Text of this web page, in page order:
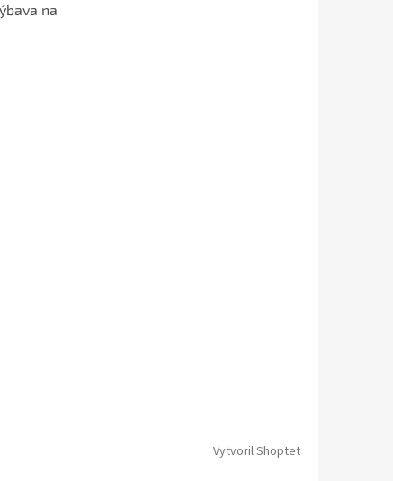
na
Vytvoril Shoptet